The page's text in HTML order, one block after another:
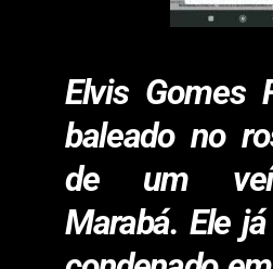
Elvis Gomes
baleado no
de um
Marabá. Ele